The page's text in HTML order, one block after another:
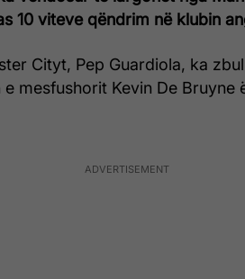
10 viteve qëndrim në klubin
Cityt, Pep Guardiola, ka
mesfushorit Kevin De Bruyne